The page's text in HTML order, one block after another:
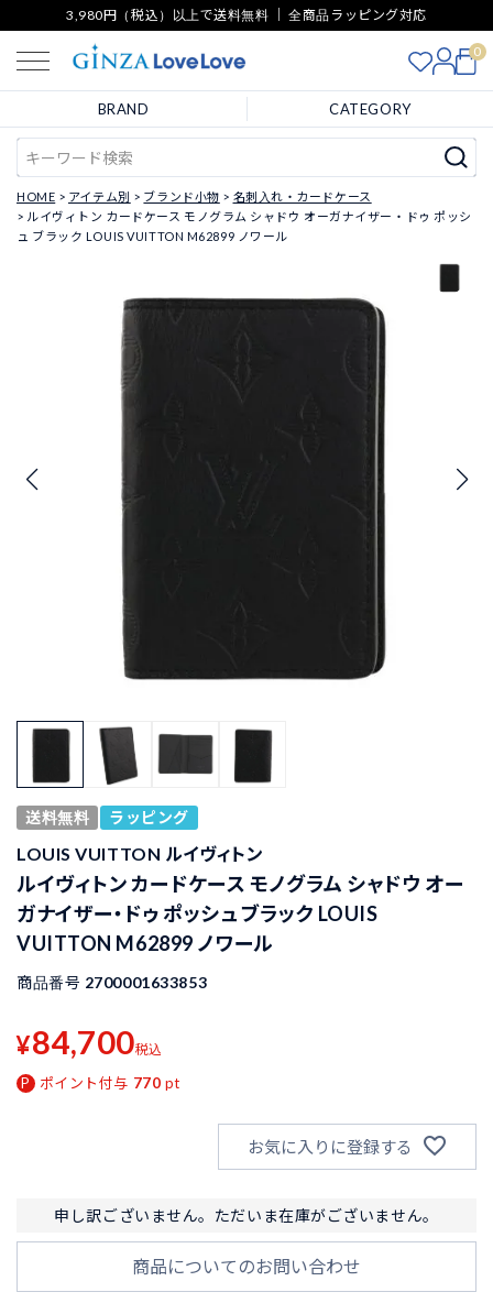
3,980円（税込）以上で送料無料 ｜ 全商品ラッピング対応
0
BRAND CATEGORY
HOME アイテム別 ブランド小物
名刺入れ・カードケース
ルイヴィトン カードケース モノグラム シャドウ オーガナイザー・ドゥ ポッシ
ュ ブラック LOUIS VUITTON M62899 ノワール
送料無料 ラッピング
LOUIS VUITTON ルイヴィトン
ルイヴィトン カードケース モノグラム シャドウ オー
ガナイザー・ドゥ ポッシュ ブラック LOUIS
VUITTON M62899 ノワール
商品番号 2700001633853
¥84,700税込
ポイント付与 770 pt
お気に入りに登録する
申し訳ございません。ただいま在庫がございません。
商品についてのお問い合わせ